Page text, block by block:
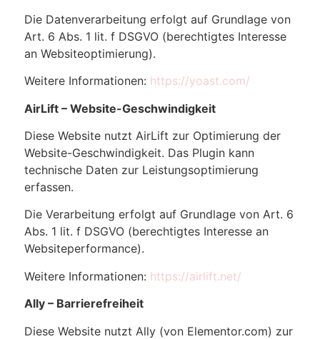
Die Datenverarbeitung erfolgt auf Grundlage von
Art. 6 Abs. 1 lit. f DSGVO (berechtigtes Interesse
an Websiteoptimierung).
Weitere Informationen: https://yoast.com/
AirLift – Website-Geschwindigkeit
Diese Website nutzt AirLift zur Optimierung der
Website-Geschwindigkeit. Das Plugin kann
technische Daten zur Leistungsoptimierung
erfassen.
Die Verarbeitung erfolgt auf Grundlage von Art. 6
Abs. 1 lit. f DSGVO (berechtigtes Interesse an
Websiteperformance).
Weitere Informationen: https://airlift.net/
Ally – Barrierefreiheit
Diese Website nutzt Ally (von Elementor.com) zur